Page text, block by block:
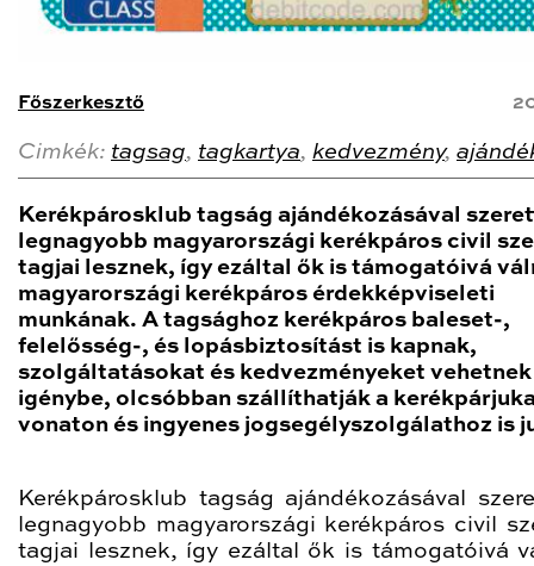
Főszerkesztő
Cimkék: tagsag, tagkartya, kedvezmény,
Kerékpárosklub tagság ajándékozásával
legnagyobb magyarországi kerékpáros civil
tagjai lesznek, így ezáltal ők is támogatóivá
magyarországi kerékpáros érdekképviseleti
munkának. A tagsághoz kerékpáros baleset-,
felelősség-, és lopásbiztosítást is kapnak,
szolgáltatásokat és kedvezményeket vehetnek
igénybe, olcsóbban szállíthatják a
vonaton és ingyenes jogsegélyszolgálathoz is
Kerékpárosklub tagság ajándékozásával
legnagyobb magyarországi kerékpáros civil
tagjai lesznek, így ezáltal ők is támogatóivá